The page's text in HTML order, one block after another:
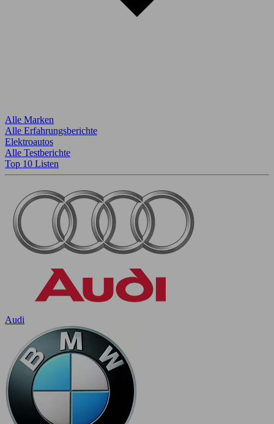
Alle Marken
Alle Erfahrungsberichte
Elektroautos
Alle Testberichte
Top 10 Listen
Audi